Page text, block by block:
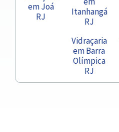
em Joá
RJ
Itanhangá
RJ
Vidraçaria
em Barra
Olímpica
RJ